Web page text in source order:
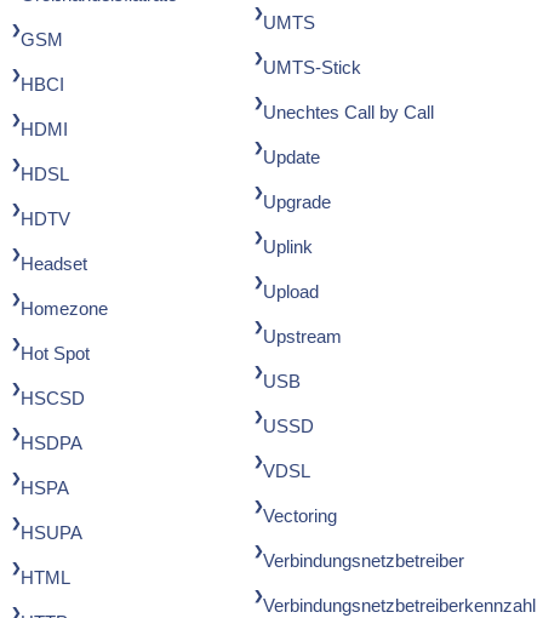
GSM
HBCI
HDMI
HDSL
HDTV
Headset
Homezone
Hot Spot
HSCSD
HSDPA
HSPA
HSUPA
HTML
UMTS
UMTS-Stick
Unechtes Call by Call
Update
Upgrade
Uplink
Upload
Upstream
USB
USSD
VDSL
Vectoring
Verbindungsnetzbetreiber
Verbindungsnetzbetreiberkennzahl